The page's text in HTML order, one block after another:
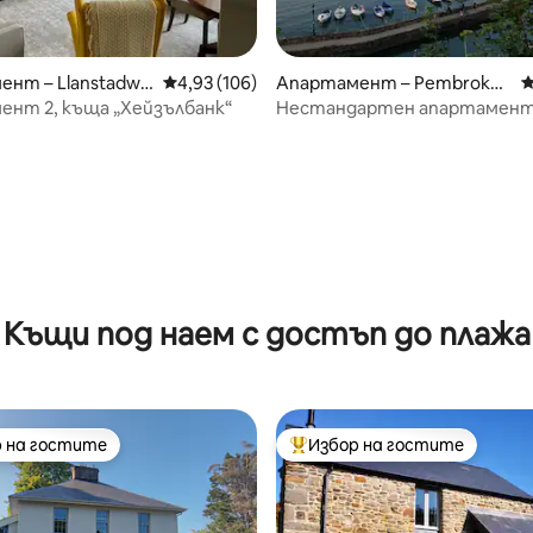
5, 171 отзива
– Llanstadwe Средна оценка: 4,93 от 5, 106 отзива
4,93 (106)
2, къща „Хейзълбанк“
Апартамент – Pembrokes
hire
Нестандартен
Къщи под наем с достъп до плажа
избор на гостите
на гостите Най-популярен избор на
Избор на гостите